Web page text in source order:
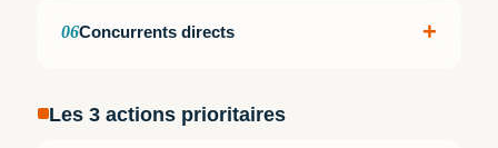
06Concurrents directs +
Les 3 actions prioritaires